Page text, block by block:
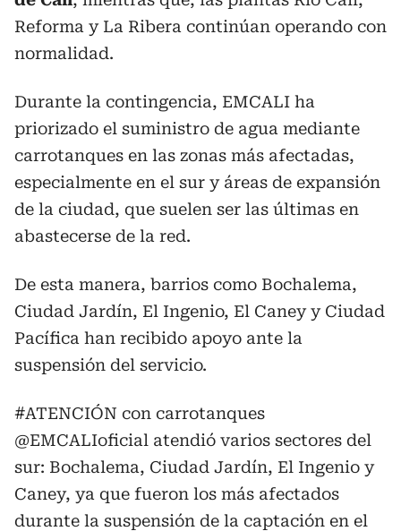
Reforma y La Ribera continúan operando con
normalidad.
Durante la contingencia, EMCALI ha
priorizado el suministro de agua mediante
carrotanques en las zonas más afectadas,
especialmente en el sur y áreas de expansión
de la ciudad, que suelen ser las últimas en
abastecerse de la red.
De esta manera, barrios como Bochalema,
Ciudad Jardín, El Ingenio, El Caney y Ciudad
Pacífica han recibido apoyo ante la
suspensión del servicio.
#ATENCIÓN con carrotanques
@EMCALIoficial atendió varios sectores del
sur: Bochalema, Ciudad Jardín, El Ingenio y
Caney, ya que fueron los más afectados
durante la suspensión de la captación en el